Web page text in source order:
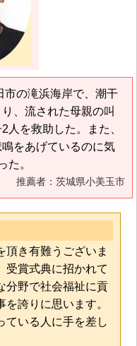
市の滝浜海岸で、潮干
、流された母親の叫
人を救助した。また、
をあげているのに気
た。
推薦者：茨城県小美玉市
頂き有難うございま
受賞式典に招かれて
分野で社会福祉に貢
誇りに思います。
ている人に手を差し